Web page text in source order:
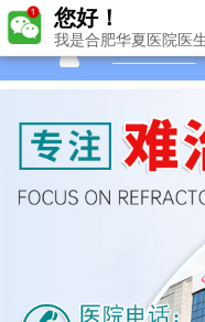
您好！
我是合肥华夏医院医